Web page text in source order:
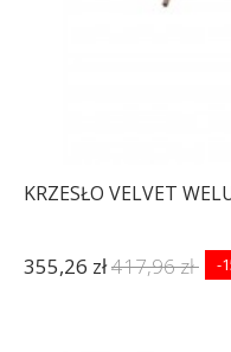
KRZESŁO VELVET
355,26 zł417,96 zł -